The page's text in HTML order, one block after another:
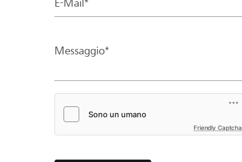
E-Mail*
Messaggio*
Friendly Captcha